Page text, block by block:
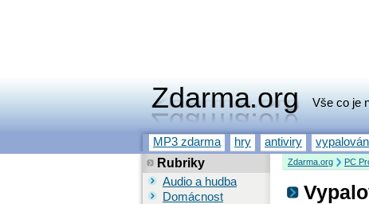
Zdarma.org Vše co je
MP3 zdarma hry antiviry
Zdarma.org PC
Rubriky
Audio a hudba
Domácnost